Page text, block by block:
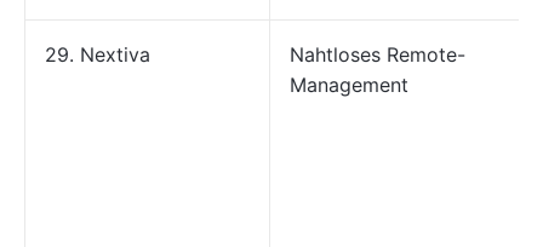
29. Nextiva
Nahtloses Remote-
Management